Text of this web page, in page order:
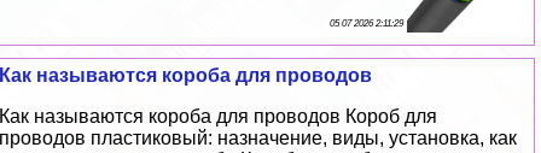
05 07 2026 2:11:29
Как называются короба для проводов
Как называются короба для проводов Короб для
проводов пластиковый: назначение, виды, установка, как